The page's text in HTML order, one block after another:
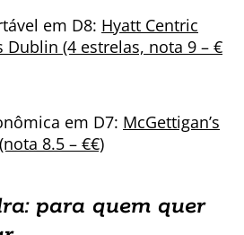
em D8: Hyatt Centric
Dublin (4 estrelas, nota 9 – €
em D7: McGettigan’s
8.5 – €€)
para quem quer